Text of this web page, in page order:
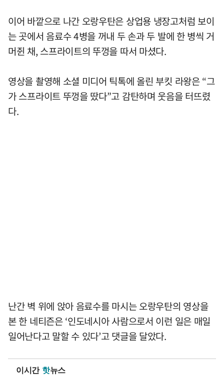
이어 바깥으로 나간 오랑우탄은 상업용 냉장고처럼 보이
는 곳에서 음료수 4병을 꺼내 두 손과 두 발에 한 병씩 거
머쥔 채, 스프라이트의 뚜껑을 따서 마셨다.
영상을 촬영해 소셜 미디어 틱톡에 올린 부킷 라왕은 “그
가 스프라이트 뚜껑을 땄다”고 감탄하며 웃음을 터뜨렸
다.
난간 벽 위에 앉아 음료수를 마시는 오랑우탄의 영상을
본 한 네티즌은 ‘인도네시아 사람으로서 이런 일은 매일
일어난다고 말할 수 있다’고 댓글을 달았다.
이시간 핫뉴스